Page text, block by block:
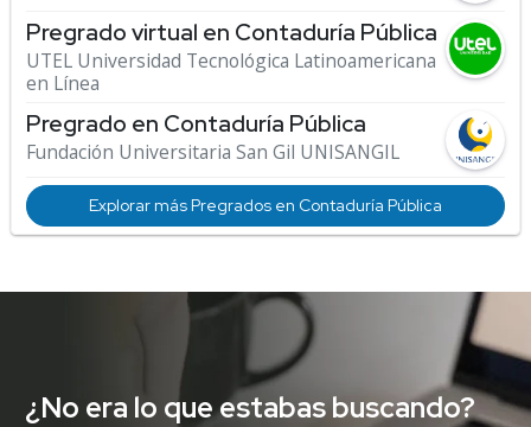
Pregrado virtual en Contaduría Pública
UTEL Universidad Tecnológica Latinoamericana
en Línea
Pregrado en Contaduría Pública
Fundación Universitaria San Gil UNISANGIL
Explorar más Pregrados en Contaduría Pública
¿No era lo que estabas buscando?